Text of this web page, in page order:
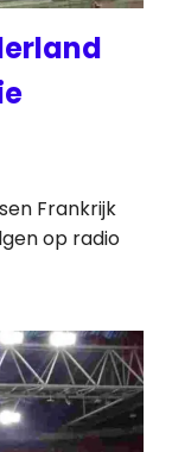
Frankrijk
op radio